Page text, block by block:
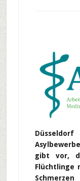
gibt vor,
Flüchtlinge